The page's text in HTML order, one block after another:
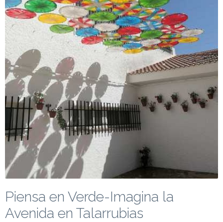
Piensa en Verde-Imagina la
Avenida en Talarrubias